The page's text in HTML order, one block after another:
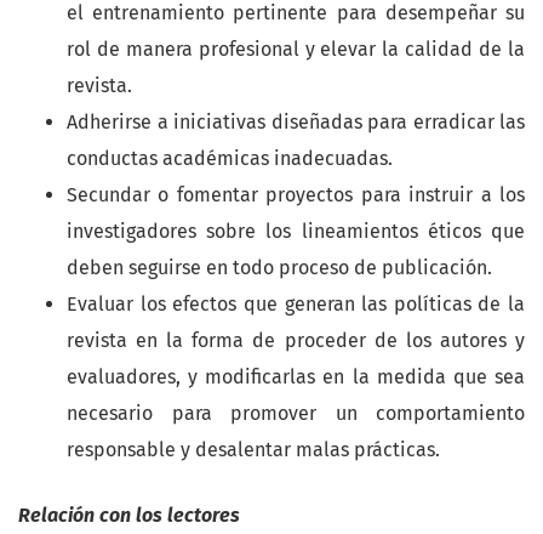
el entrenamiento pertinente para desempeñar su
rol de manera profesional y elevar la calidad de la
revista.
Adherirse a iniciativas diseñadas para erradicar las
conductas académicas inadecuadas.
Secundar o fomentar proyectos para instruir a los
investigadores sobre los lineamientos éticos que
deben seguirse en todo proceso de publicación.
Evaluar los efectos que generan las políticas de la
revista en la forma de proceder de los autores y
evaluadores, y modificarlas en la medida que sea
necesario para promover un comportamiento
responsable y desalentar malas prácticas.
Relación con los lectores